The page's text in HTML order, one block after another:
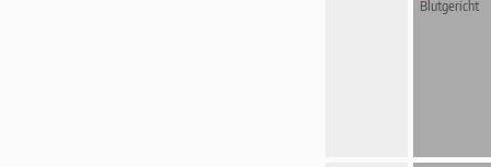
Blutgericht